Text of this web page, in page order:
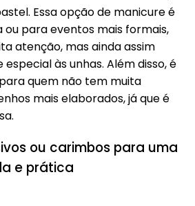
Essa opção de manicure é
ou para eventos mais formais,
atenção, mas ainda assim
às unhas. Além disso, é
quem não tem muita
mais elaborados, já que é
ou carimbos para uma
e prática